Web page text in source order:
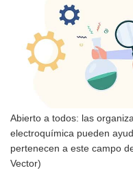
Abierto a todos: las
electroquímica pueden
pertenecen a este campo
Vector)